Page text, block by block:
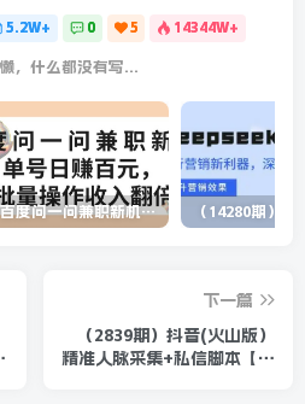
5.2W+ 0 5 14344W+
，什么都没有写...
百度问一问兼职新机遇，单号日赚百元，批量操作收入翻倍
下一篇
（2839期）抖音(火山版）
精准人脉采集+私信脚本【永